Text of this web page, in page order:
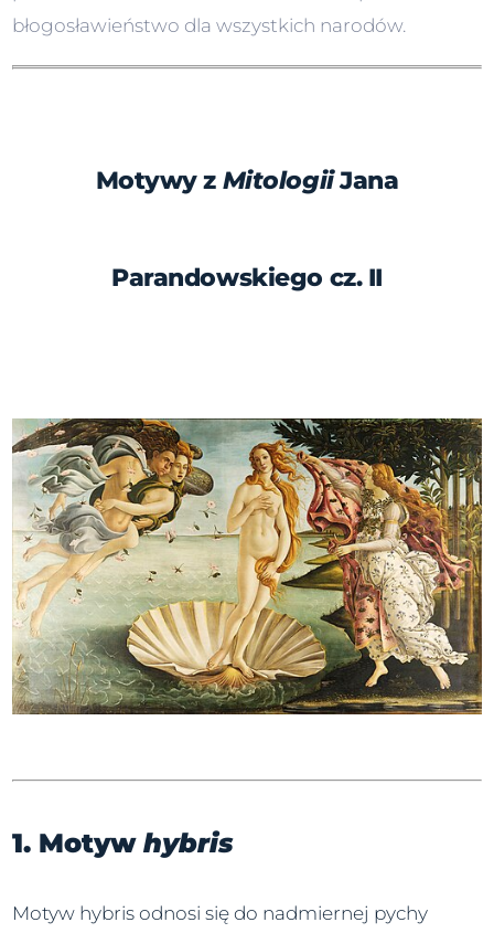
błogosławieństwo dla wszystkich narodów.
Motywy z MitologiiJana
Parandowskiego cz. II
1. Motyw hybris
Motyw hybris odnosi się do nadmiernej pychy